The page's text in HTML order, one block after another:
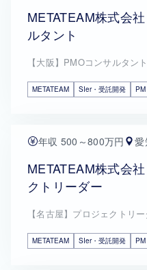
METATEAM株式会
ルタント
【大阪】PMOコンサルタント
METATEAM SIer・受託開発
年収 500～800万円 愛
METATEAM株式会
クトリーダー
【名古屋】プロジェクトリ
METATEAM SIer・受託開発